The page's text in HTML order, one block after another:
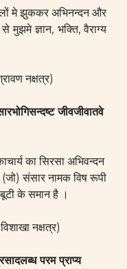
मे झुककर अभिनन्दन और
ज्ञान, भक्ति, वैराग्य
नक्षत्र)
जीवजीवातवे
का सिरसा अभिवन्दन
संसार नामक विष रूपी
के समान है ।
नक्षत्र)
परम प्राप्य